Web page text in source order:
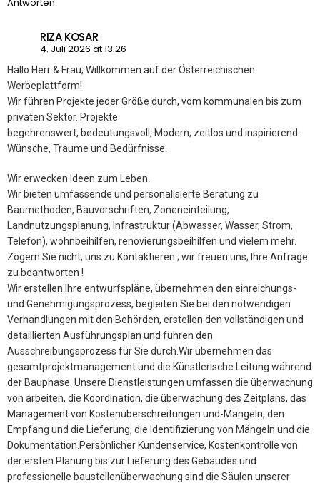
RIZA KOSAR
4. Juli 2026 at 13:26
Hallo Herr & Frau, Willkommen auf der Österreichischen
Werbeplattform!
Wir führen Projekte jeder Größe durch, vom kommunalen bis zum
privaten Sektor. Projekte
begehrenswert, bedeutungsvoll, Modern, zeitlos und inspirierend.
Wünsche, Träume und Bedürfnisse.
Wir erwecken Ideen zum Leben.
Wir bieten umfassende und personalisierte Beratung zu
Baumethoden, Bauvorschriften, Zoneneinteilung,
Landnutzungsplanung, Infrastruktur (Abwasser, Wasser, Strom,
Telefon), wohnbeihilfen, renovierungsbeihilfen und vielem mehr.
Zögern Sie nicht, uns zu Kontaktieren ; wir freuen uns, Ihre Anfrage
zu beantworten !
Wir erstellen Ihre entwurfspläne, übernehmen den einreichungs-
und Genehmigungsprozess, begleiten Sie bei den notwendigen
Verhandlungen mit den Behörden, erstellen den vollständigen und
detaillierten Ausführungsplan und führen den
Ausschreibungsprozess für Sie durch.Wir übernehmen das
gesamtprojektmanagement und die Künstlerische Leitung während
der Bauphase. Unsere Dienstleistungen umfassen die überwachung
von arbeiten, die Koordination, die überwachung des Zeitplans, das
Management von Kostenüberschreitungen und-Mängeln, den
Empfang und die Lieferung, die Identifizierung von Mängeln und die
Dokumentation.Persönlicher Kundenservice, Kostenkontrolle von
der ersten Planung bis zur Lieferung des Gebäudes und
professionelle baustellenüberwachung sind die Säulen unserer